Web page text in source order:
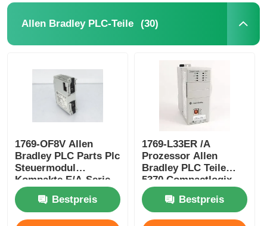
Allen Bradley PLC-Teile (30)
1769-OF8V Allen
Bradley PLC Parts Plc
Steuermodul
Kompakte E/A-Serie
Bestpreis
1769-L33ER /A
Prozessor Allen
Bradley PLC Teile
5370 Compactlogix
Ethernet Modul2MB
Bestpreis